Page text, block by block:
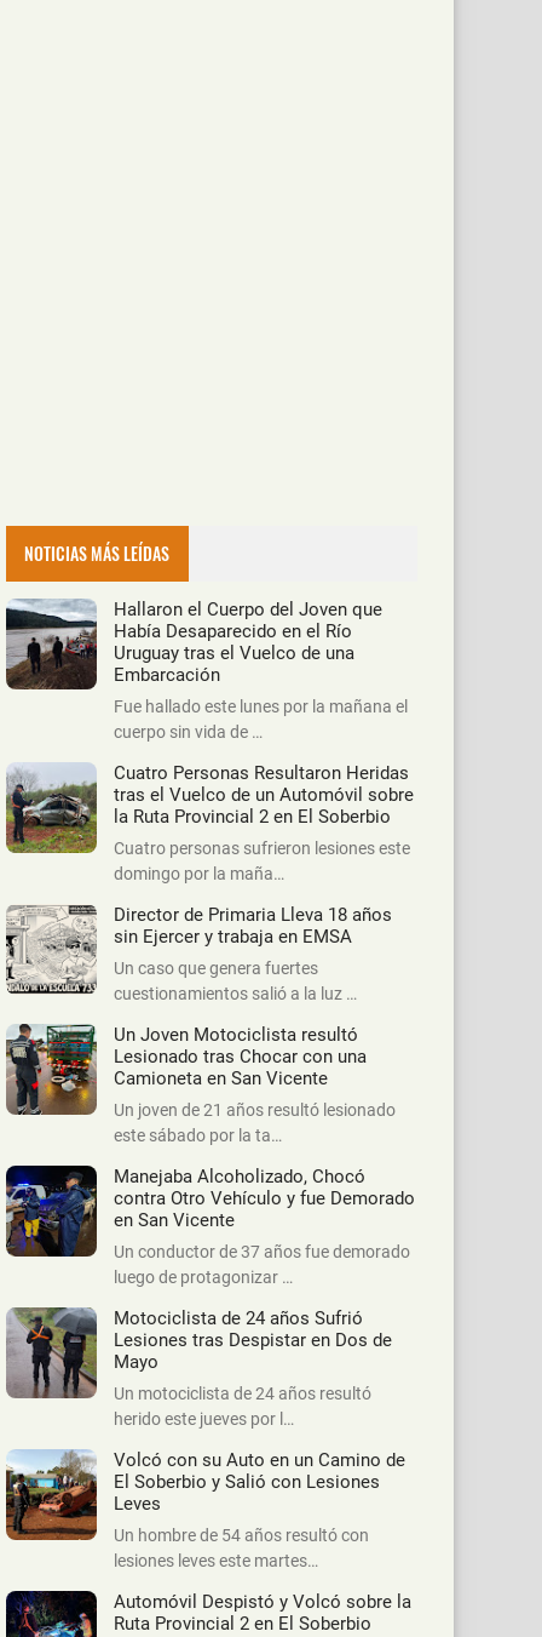
NOTICIAS MÁS LEÍDAS
Hallaron el Cuerpo del Joven que
Había Desaparecido en el Río
Uruguay tras el Vuelco de una
Embarcación
Fue hallado este lunes por la mañana el
cuerpo sin vida de …
Cuatro Personas Resultaron Heridas
tras el Vuelco de un Automóvil sobre
la Ruta Provincial 2 en El Soberbio
Cuatro personas sufrieron lesiones este
domingo por la maña…
Director de Primaria Lleva 18 años
sin Ejercer y trabaja en EMSA
Un caso que genera fuertes
cuestionamientos salió a la luz …
Un Joven Motociclista resultó
Lesionado tras Chocar con una
Camioneta en San Vicente
Un joven de 21 años resultó lesionado
este sábado por la ta…
Manejaba Alcoholizado, Chocó
contra Otro Vehículo y fue Demorado
en San Vicente
Un conductor de 37 años fue demorado
luego de protagonizar …
Motociclista de 24 años Sufrió
Lesiones tras Despistar en Dos de
Mayo
Un motociclista de 24 años resultó
herido este jueves por l…
Volcó con su Auto en un Camino de
El Soberbio y Salió con Lesiones
Leves
Un hombre de 54 años resultó con
lesiones leves este martes…
Automóvil Despistó y Volcó sobre la
Ruta Provincial 2 en El Soberbio